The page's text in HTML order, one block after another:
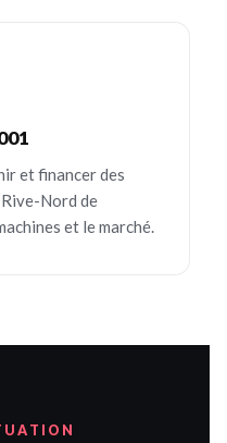
et financer des
Nord de
et le marché.